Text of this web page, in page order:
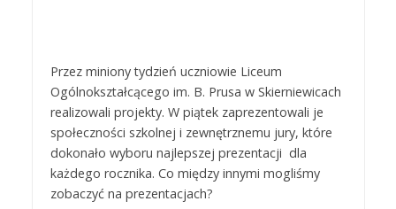
Przez miniony tydzień uczniowie Liceum
Ogólnokształcącego im. B. Prusa w Skierniewicach
realizowali projekty. W piątek zaprezentowali je
społeczności szkolnej i zewnętrznemu jury, które
dokonało wyboru najlepszej prezentacji dla
każdego rocznika. Co między innymi mogliśmy
zobaczyć na prezentacjach?